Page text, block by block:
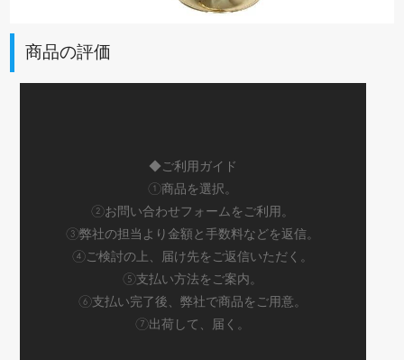
商品の評価
◆ご利用ガイド
①商品を選択。
②お問い合わせフォームをご利用。
③弊社の担当より金額と手数料などを返信。
④ご検討の上、届け先をご返信いただく。
⑤支払い方法をご案内。
⑥支払い完了後、弊社で商品をご用意。
⑦出荷して、届く。